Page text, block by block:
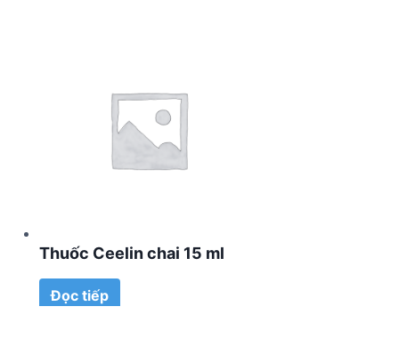
Thuốc Ceelin chai 15 ml
Đọc tiếp